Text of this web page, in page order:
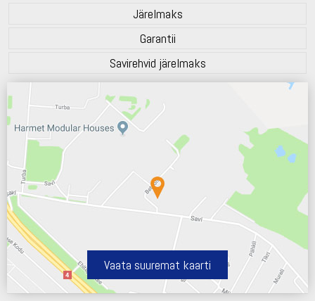
Järelmaks
Garantii
Savirehvid järelmaks
Vaata suuremat kaarti